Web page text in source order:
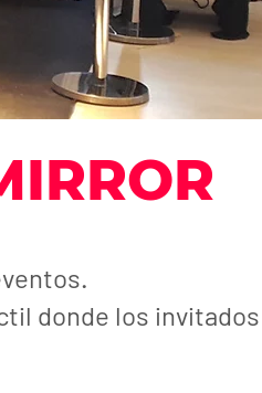
donde los invitados